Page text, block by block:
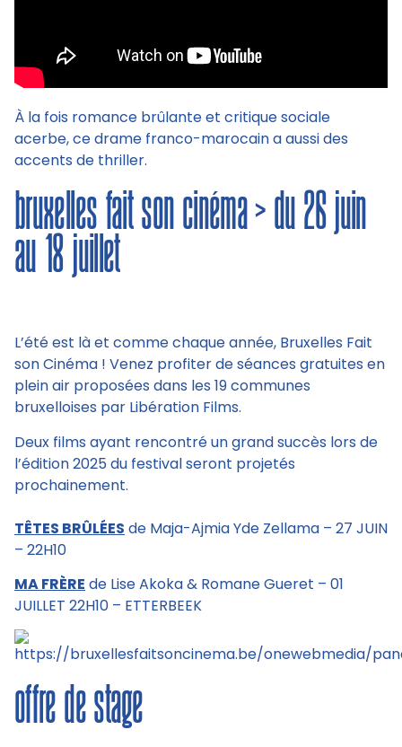
À la fois romance brûlante et critique sociale
acerbe, ce drame franco-marocain a aussi des
accents de thriller.
bruxelles fait son cinéma > du 26 juin
au 18 juillet
L’été est là et comme chaque année, Bruxelles Fait
son Cinéma ! Venez profiter de séances gratuites en
plein air proposées dans les 19 communes
bruxelloises par Libération Films.
Deux films ayant rencontré un grand succès lors de
l’édition 2025 du festival seront projetés
prochainement.
TÊTES BRÛLÉES de Maja-Ajmia Yde Zellama – 27 JUIN
– 22H10
MA FRÈRE de Lise Akoka & Romane Gueret – 01
JUILLET 22H10 – ETTERBEEK
offre de stage